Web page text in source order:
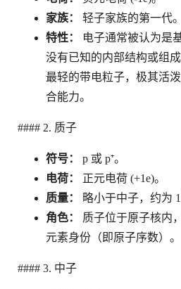
家族：
轻子家族的第一代。
特性：
电子通常被认为是
没有已知的内部结构或组
最轻的带电粒子，极其活
合能力。
#### 2. 质子
符号：
p 或 p⁺。
电荷：
正元电荷 (+1e)。
质量：
略小于中子，约为
角色：
质子位于原子核内
元素身份（即原子序数）。
#### 3. 中子